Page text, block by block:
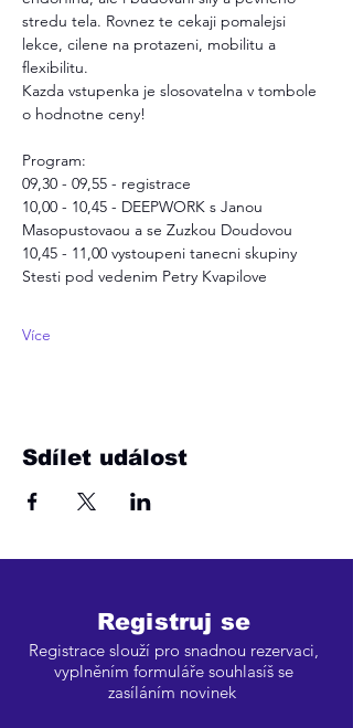
stredu tela. Rovnez te cekaji pomalejsi
lekce, cilene na protazeni, mobilitu a
flexibilitu.
Kazda vstupenka je slosovatelna v tombole
o hodnotne ceny!
Program:
09,30 - 09,55 - registrace
10,00 - 10,45 - DEEPWORK s Janou
Masopustovaou a se Zuzkou Doudovou
10,45 - 11,00 vystoupeni tanecni skupiny
Stesti pod vedenim Petry Kvapilove
Více
Sdílet událost
Registruj se
Registrace slouží pro snadnou rezervaci,
vyplněním formuláře souhlasíš se
zasíláním novinek